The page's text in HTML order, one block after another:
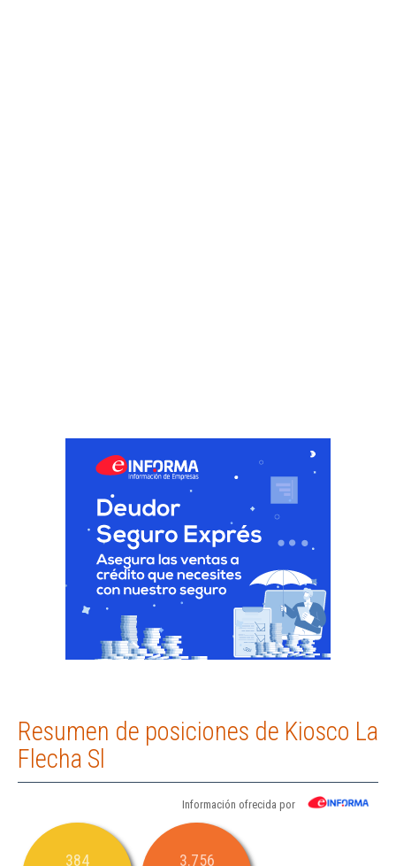
Resumen de posiciones de Kiosco La
Flecha Sl
Información ofrecida por
384 3.756